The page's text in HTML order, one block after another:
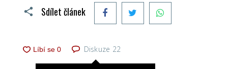
Sdílet článek FacebookTwitter
Diskuze 22